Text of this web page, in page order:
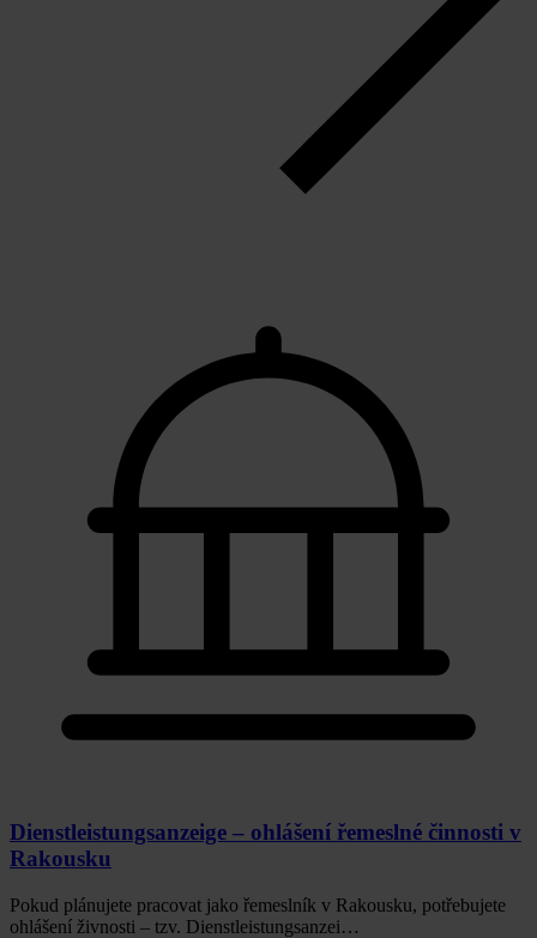
Dienstleistungsanzeige – ohlášení řemeslné činnosti v
Rakousku
Pokud plánujete pracovat jako řemeslník v Rakousku, potřebujete
ohlášení živnosti – tzv. Dienstleistungsanzei…